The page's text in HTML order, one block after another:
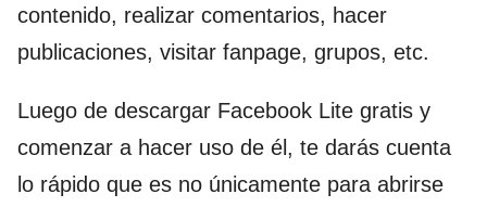
contenido, realizar comentarios, hacer
publicaciones, visitar fanpage, grupos, etc.
Luego de descargar Facebook Lite gratis y
comenzar a hacer uso de él, te darás cuenta
lo rápido que es no únicamente para abrirse